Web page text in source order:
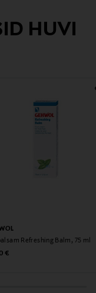
HUVI
Refreshing Balm, 75 ml
Price
€